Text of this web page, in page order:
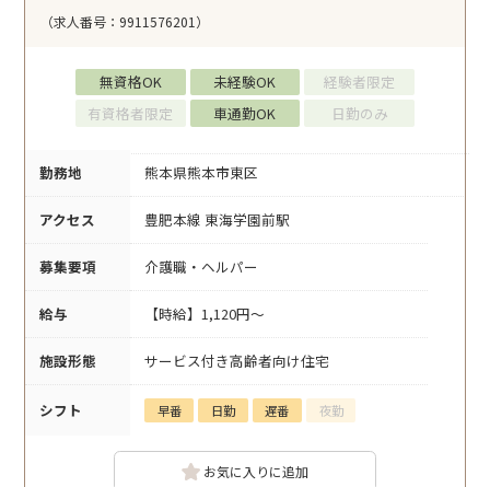
（求人番号：9911576201）
無資格OK 未経験OK
経験者限定
有資格者限定
車通勤OK 日勤のみ
勤務地 熊本県熊本市東区
アクセス 豊肥本線 東海学園前駅
募集要項 介護職・ヘルパー
給与 【時給】1,120円～
施設形態 サービス付き高齢者向け住宅
シフト 早番 日勤 遅番 夜勤
お気に入りに追加